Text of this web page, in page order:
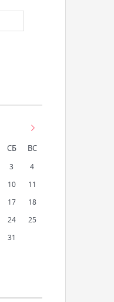
СБ ВС
3
4
10
11
17
18
24
25
31